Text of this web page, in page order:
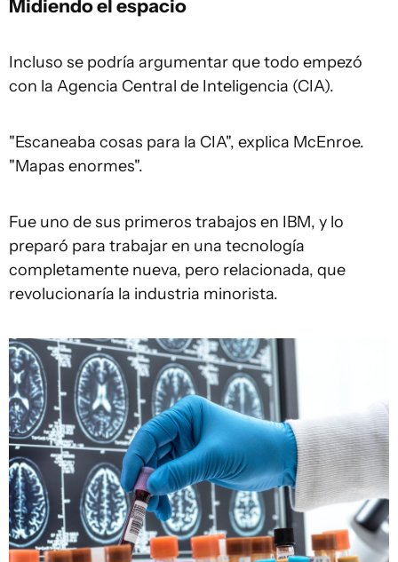
Midiendo el espacio
Incluso se podría argumentar que todo empezó
con la Agencia Central de Inteligencia (CIA).
"Escaneaba cosas para la CIA", explica McEnroe.
"Mapas enormes".
Fue uno de sus primeros trabajos en IBM, y lo
preparó para trabajar en una tecnología
completamente nueva, pero relacionada, que
revolucionaría la industria minorista.